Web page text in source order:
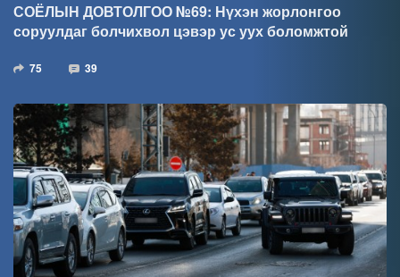
СОЁЛЫН ДОВТОЛГОО №69: Нүхэн жорлонгоо
соруулдаг болчихвол цэвэр ус уух боломжтой
75 39